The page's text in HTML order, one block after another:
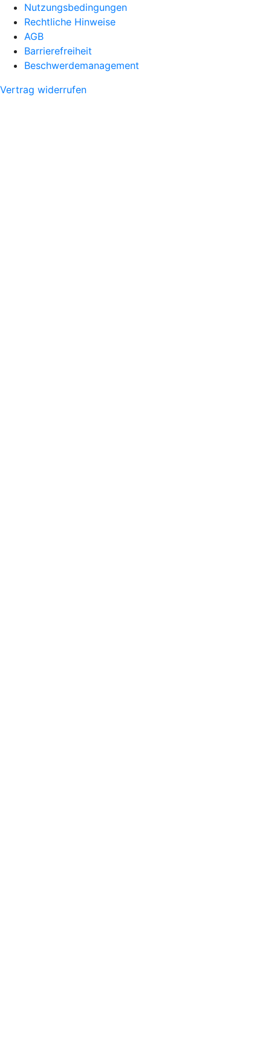
Nutzungsbedingungen
Rechtliche Hinweise
AGB
Barrierefreiheit
Beschwerdemanagement
Vertrag widerrufen